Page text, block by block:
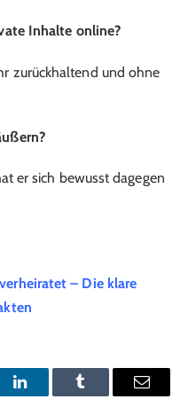
Inhalte online?
zurückhaltend und ohne
er sich bewusst dagegen
– Die klare
LinkedInTumblr Email